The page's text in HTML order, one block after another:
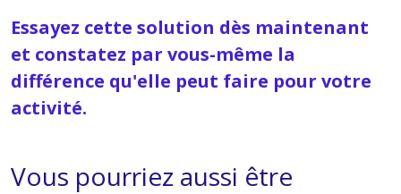
Essayez cette solution dès maintenant
et constatez par vous-même la
différence qu'elle peut faire pour votre
activité.
Vous pourriez aussi être